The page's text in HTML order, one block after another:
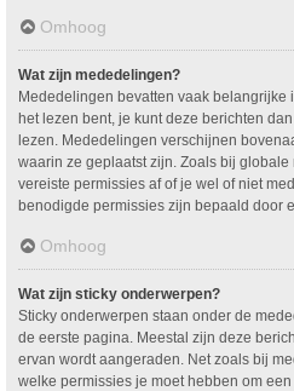
Omhoog
Wat zijn mededelingen?
Mededelingen bevatten vaak belangrijke
het lezen bent, je kunt deze berichten
lezen. Mededelingen verschijnen
waarin ze geplaatst zijn. Zoals bij
vereiste permissies af of je wel of niet
benodigde permissies zijn bepaald door
Omhoog
Wat zijn sticky onderwerpen?
Sticky onderwerpen staan onder de
de eerste pagina. Meestal zijn deze
ervan wordt aangeraden. Net zoals bij
welke permissies je moet hebben om